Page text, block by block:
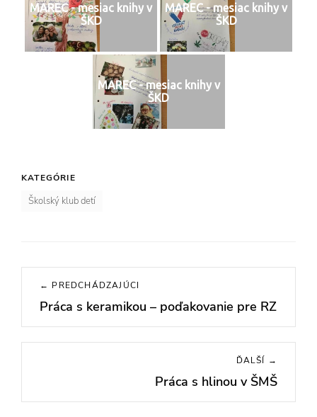
MAREC - mesiac knihy v
ŠKD
MAREC - mesiac knihy v
ŠKD
MAREC - mesiac knihy v
ŠKD
KATEGÓRIE
Školský klub detí
Navigácia
článku
← PREDCHÁDZAJÚCI
Previous
post:
Práca s keramikou – poďakovanie pre RZ
ĎALŠÍ →
post:
Práca s hlinou v ŠMŠ